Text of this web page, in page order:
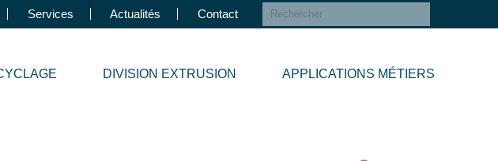
Services Actualités Contact
DIVISION EXTRUSION APPLICATIONS MÉTIERS